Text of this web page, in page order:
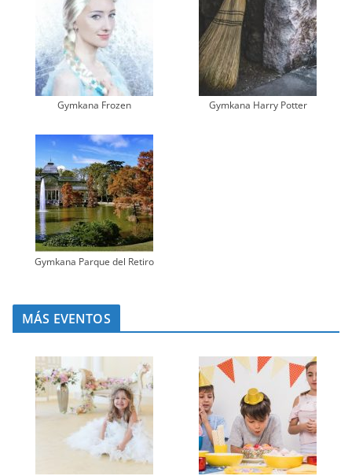
Gymkana Frozen Gymkana Harry Potter
Gymkana Parque del Retiro
MÁS EVENTOS